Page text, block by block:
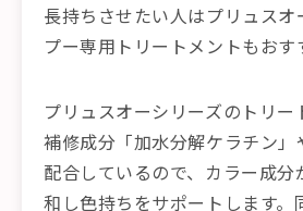
長持ちさせたい人はプリュス
プー専用トリートメントもおす
プリュスオーシリーズのトリ
補修成分「加水分解ケラチン」
配合しているので、カラー成分
和し色持ちをサポートします。